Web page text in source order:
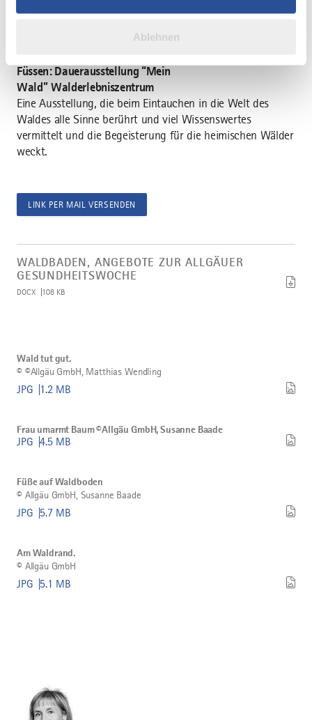
weiteren Daten zusammen, die Sie ihnen bereitgestellt
Ablehnen
Sommersonnenwende. Je nach Festtag stehen zwei Bäume
Füssen: Dauerausstellung “Mein
Wald” Walderlebniszentrum
Eine Ausstellung, die beim Eintauchen in die Welt des
Waldes alle Sinne berührt und viel Wissenswertes
vermittelt und die Begeisterung für die heimischen Wälder
weckt.
LINK PER MAIL VERSENDEN
WALDBADEN, ANGEBOTE ZUR ALLGÄUER
GESUNDHEITSWOCHE
DOCX 108 KB
Waldbaden,
Angebote
zur
Allgäuer
Wald tut gut.
©©Allgäu GmbH, Matthias Wendling
JPG 1.2 MB
tut
gut.
herunterladen
Frau umarmt Baum ©Allgäu GmbH, Susanne Baade
JPG 4.5 MB
umarmt
Baum
Susanne
Baade
herunterladen
Füße auf Waldboden
©Allgäu GmbH, Susanne Baade
JPG 5.7 MB
auf
Waldboden
herunterladen
Am Waldrand.
©Allgäu GmbH
JPG 5.1 MB
Waldrand.
herunterladen